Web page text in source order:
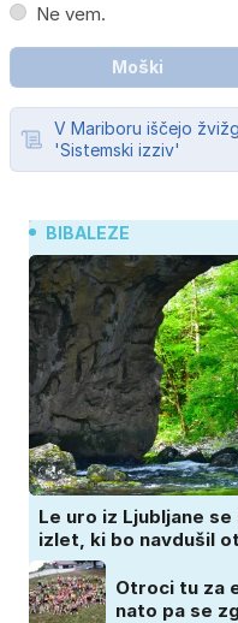
Ne vem.
Moški
V Mariboru iščejo
'Sistemski izziv'
BIBALEZE
Le uro iz Ljubljane
izlet, ki bo navdušil
Otroci tu za
nato pa se